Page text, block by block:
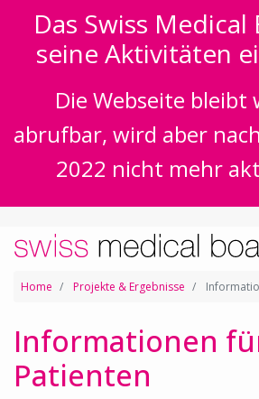
Das Swiss
seine Aktivitäten
Die Webseite bleibt
abrufbar, wird aber
2022 nicht mehr
Home Projekte & Ergebnisse
Informationen
Patienten